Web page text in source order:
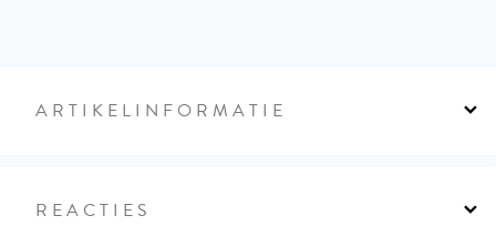
ARTIKELINFORMATIE
REACTIES